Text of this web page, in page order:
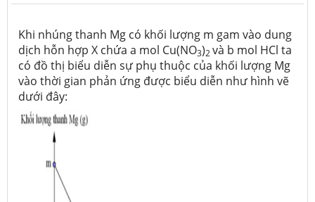
Khi nhúng thanh Mg có khối lượng m gam vào dung
dịch hỗn hợp X chứa a mol Cu(NO3)2và b mol HCl ta
có đồ thị biểu diễn sự phụ thuộc của khối lượng Mg
vào thời gian phản ứng được biểu diễn như hình vẽ
dưới đây: